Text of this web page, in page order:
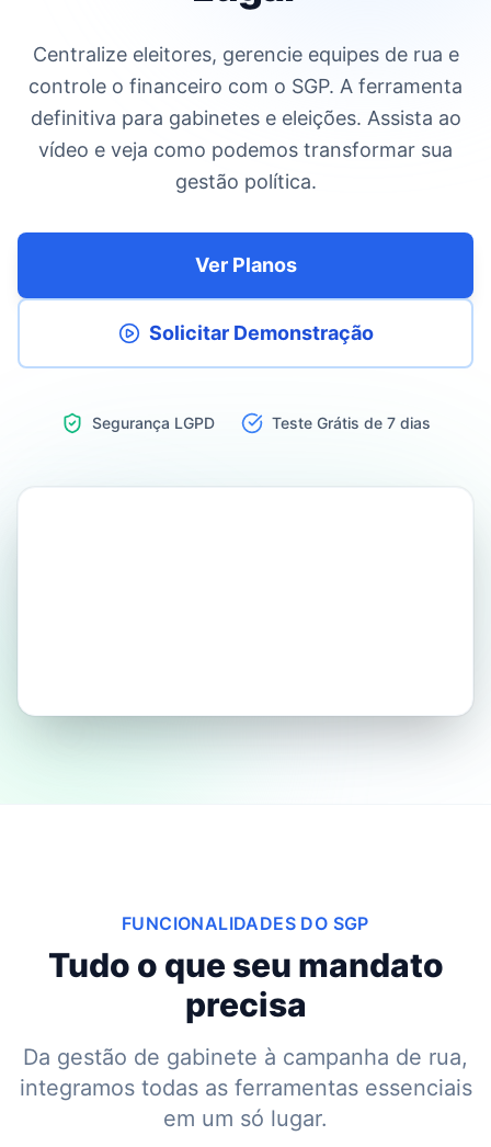
Centralize eleitores, gerencie equipes de rua e
controle o financeiro com o SGP. A ferramenta
definitiva para gabinetes e eleições. Assista ao
vídeo e veja como podemos transformar sua
gestão política.
Ver Planos
Solicitar Demonstração
Segurança LGPD Teste Grátis de 7 dias
FUNCIONALIDADES DO SGP
Tudo o que seu mandato
precisa
Da gestão de gabinete à campanha de rua,
integramos todas as ferramentas essenciais
em um só lugar.